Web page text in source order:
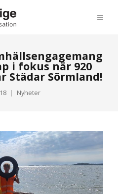
i fokus när 920
Städar Sörmland!
Nyheter